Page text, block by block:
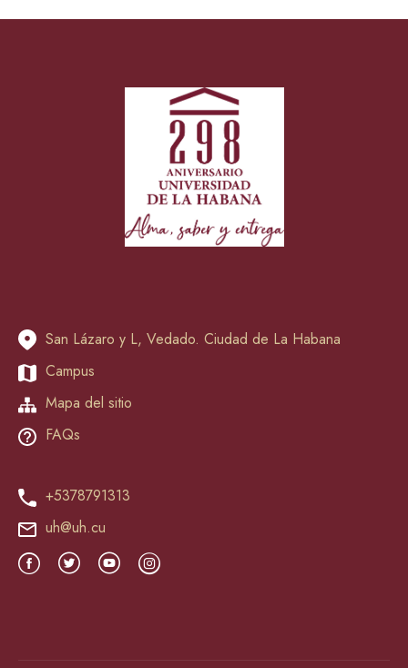
San Lázaro y L, Vedado. Ciudad de La Habana
Campus
Mapa del sitio
FAQs
+5378791313
uh@uh.cu